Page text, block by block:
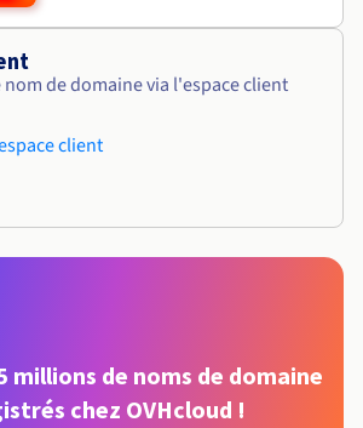
de domaine via l'espace client
client
millions de noms de domaine
chez OVHcloud !